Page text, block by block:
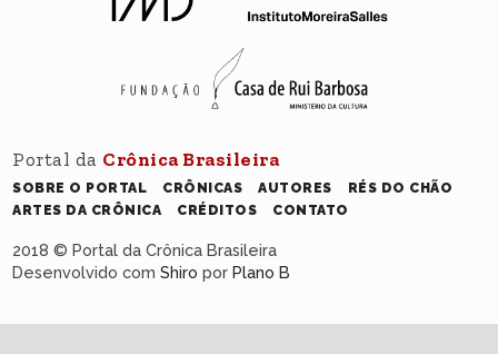
Portal da Crônica Brasileira
SOBRE O PORTAL CRÔNICAS AUTORES
RÉS DO CHÃO
ARTES DA CRÔNICA
CRÉDITOS CONTATO
2018 © Portal da Crônica Brasileira
Desenvolvido comShiro porPlano B